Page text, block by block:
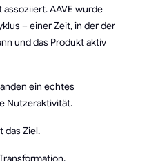
AAVE wurde
– einer Zeit, in der der
und das Produkt aktiv
ein echtes
Nutzeraktivität.
das Ziel.